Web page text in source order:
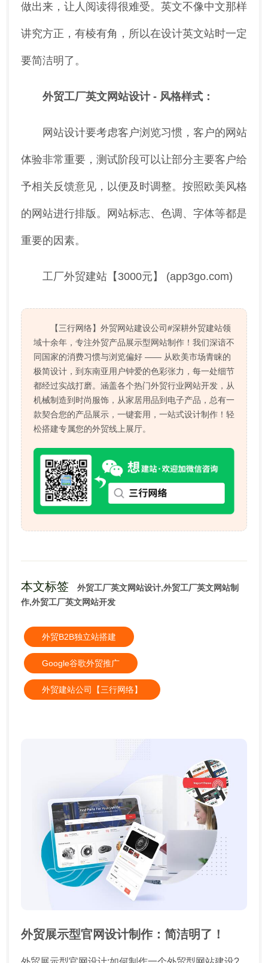
做出来，让人阅读得很难受。英文不像中文那样
讲究方正，有棱有角，所以在设计英文站时一定
要简洁明了。
外贸工厂英文网站设计 - 风格样式：
网站设计要考虑客户浏览习惯，客户的网站
体验非常重要，测试阶段可以让部分主要客户给
予相关反馈意见，以便及时调整。按照欧美风格
的网站进行排版。网站标志、色调、字体等都是
重要的因素。
工厂外贸建站【3000元】 (app3go.com)
【三行网络】外贸网站建设公司#深耕外贸建站领
域十余年，专注外贸产品展示型网站制作！我们深谙不
同国家的消费习惯与浏览偏好 —— 从欧美市场青睐的
极简设计，到东南亚用户钟爱的色彩张力，每一处细节
都经过实战打磨。涵盖各个热门外贸行业网站开发，从
机械制造到时尚服饰，从家居用品到电子产品，总有一
款契合您的产品展示，一键套用，一站式设计制作！轻
松搭建专属您的外贸线上展厅。
本文标签
外贸工厂英文网站设计,外贸工厂英文网站制
作,外贸工厂英文网站开发
外贸B2B独立站搭建
Google谷歌外贸推广
外贸建站公司【三行网络】
外贸展示型官网设计制作：简洁明了！